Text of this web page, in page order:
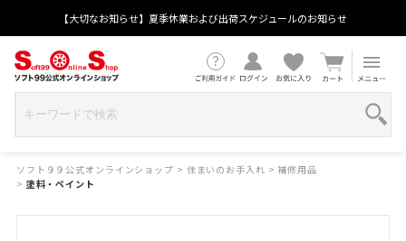
【大切なお知らせ】夏季休業および出荷スケジュールのお知らせ
ソフト９９公式オンラインショップ > 住まいのお手入れ > 補修用品
> 塗料・ペイント